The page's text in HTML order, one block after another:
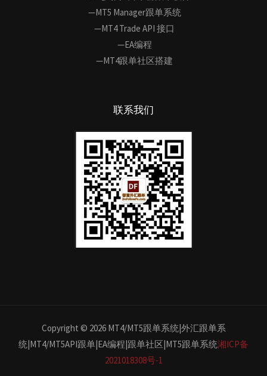
—MT5 Manager跟单系统
—MT4 Trade API 接口
—EA编程
—MT4跟单社区搭建
联系我们
Copyright © 2026 MT4/MT5跟单系统|外汇跟单系
统|MT4/MT5API跟单|EA编程|跟单社区|MT5跟单系统湘ICP备
2021018308号-1